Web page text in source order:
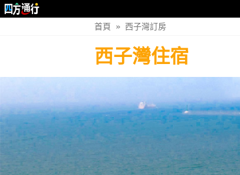
首頁 » 西子灣訂房
西子灣住宿